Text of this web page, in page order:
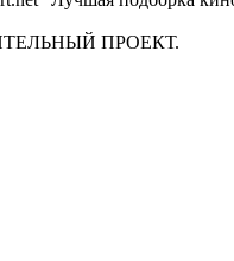
ПРОЕКТ.